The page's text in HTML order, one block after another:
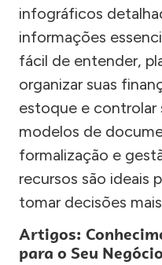
infográficos
informações
fácil de entender,
organizar suas
estoque e controlar
modelos de
formalização e
recursos são ideais
tomar decisões
Artigos:
para o Seu Negócio